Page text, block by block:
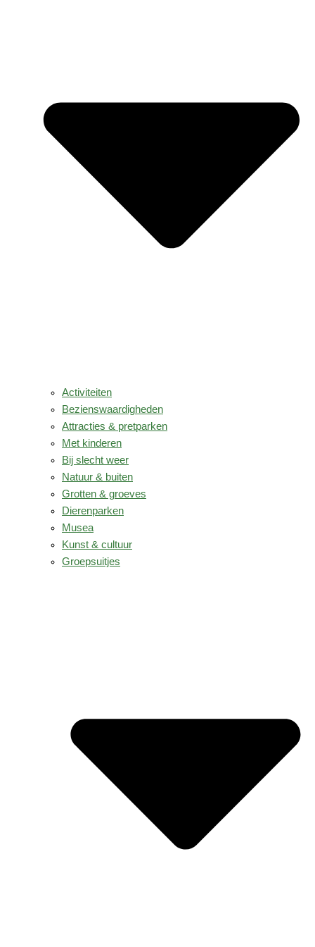
Activiteiten
Bezienswaardigheden
Attracties & pretparken
Met kinderen
Bij slecht weer
Natuur & buiten
Grotten & groeves
Dierenparken
Musea
Kunst & cultuur
Groepsuitjes